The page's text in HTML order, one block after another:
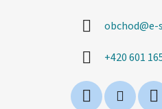
obchod@e-
+420 601